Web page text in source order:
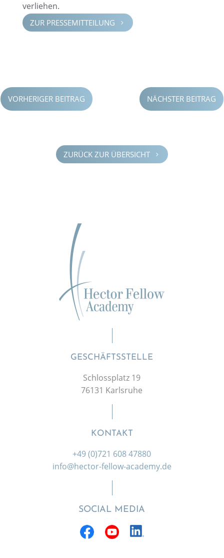
verliehen.
ZUR PRESSE­MIT­TEI­LUNG 5
VORHERIGER BEITRAG NÄCHSTER BEITRAG
ZURÜCK ZUR ÜBERSICHT 5
GESCHÄFTSSTELLE
Schlossplatz 19
76131 Karlsruhe
KONTAKT
+49 (0)721 608 47880
info@hector-fellow-academy.de
SOCIAL MEDIA